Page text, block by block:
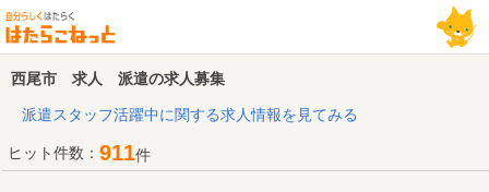
西尾市 求人 派遣の求人募集
派遣スタッフ活躍中に関する求人情報を見てみる
ヒット件数： 911件